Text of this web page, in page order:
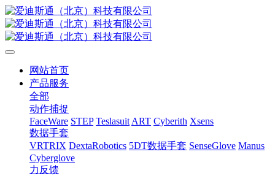
网站首页
产品服务
全部
动作捕捉
FaceWare STEP Teslasuit ART Cyberith Xsens
数据手套
VRTRIX DextaRobotics 5DT数据手套 SenseGlove Manus
Cyberglove
力反馈